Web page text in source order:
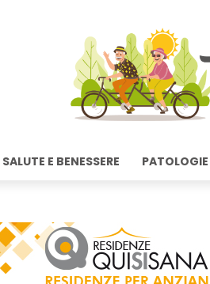
SALUTE E BENESSERE PATOLOGIE